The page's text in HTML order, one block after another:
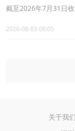
工智能ETF南方
截至2026年7月31日
(970070.CNI) 涨7.71%
2026-08-03 08:05
关于我